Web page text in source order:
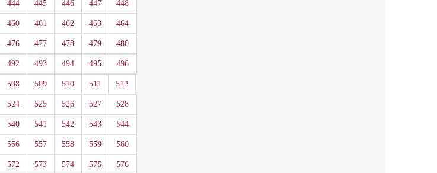
444 445 446 447 448
460 461 462 463 464
476 477 478 479 480
492 493 494 495 496
508 509 510 511 512
524 525 526 527 528
540 541 542 543 544
556 557 558 559 560
572 573 574 575 576